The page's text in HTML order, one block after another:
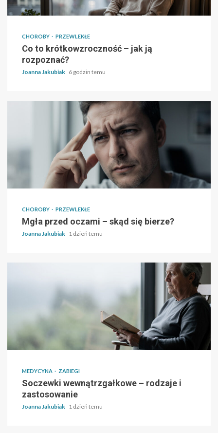
CHOROBY PRZEWLEKŁE
Co to krótkowzroczność – jak ją
rozpoznać?
Joanna Jakubiak 6 godzin temu
CHOROBY PRZEWLEKŁE
Mgła przed oczami – skąd się bierze?
Joanna Jakubiak 1 dzień temu
MEDYCYNA ZABIEGI
Soczewki wewnątrzgałkowe – rodzaje i
zastosowanie
Joanna Jakubiak 1 dzień temu